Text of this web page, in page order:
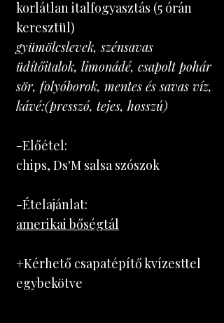
korlátlan italfogyasztás (5 órán
keresztül)
gyümölcslevek, szénsavas
üdítőitalok, limonádé, csapolt pohár
sör, folyóborok, mentes és savas víz,
kávé:(presszó, tejes, hosszú)
-Előétel:
chips, Ds'M salsa szószok
-Ételajánlat:
amerikai bőségtál
+Kérhető csapatépítő kvízesttel
egybekötve